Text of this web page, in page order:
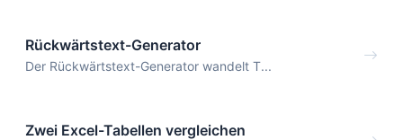
Rückwärtstext-Generator
Der Rückwärtstext-Generator wandelt T...
Zwei Excel-Tabellen vergleichen